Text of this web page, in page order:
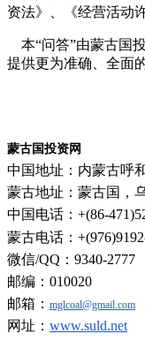
资法》、《经营活动
本“问答”由蒙古国
提供更为准确、全面
蒙古国投资网
中国地址：内蒙古呼
蒙古地址：蒙古国，
中国电话：+(86-
蒙古电话：
微信/QQ：9340-2777
邮编：010020
邮箱： mglcoal@gmail.com
网址： www.suld.net